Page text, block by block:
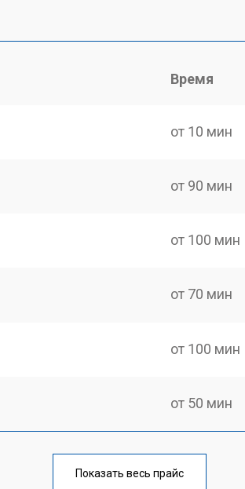
Время
от 10 мин
от 90 мин
от 100 мин
от 70 мин
от 100 мин
от 50 мин
от 80 мин
Показать весь прайс